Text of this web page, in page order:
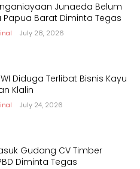
Junaeda Belum
Papua Barat Diminta Tegas
July 28, 2026
Diduga Terlibat Bisnis Kayu
Klalin
July 24, 2026
Gudang CV Timber
Diminta Tegas